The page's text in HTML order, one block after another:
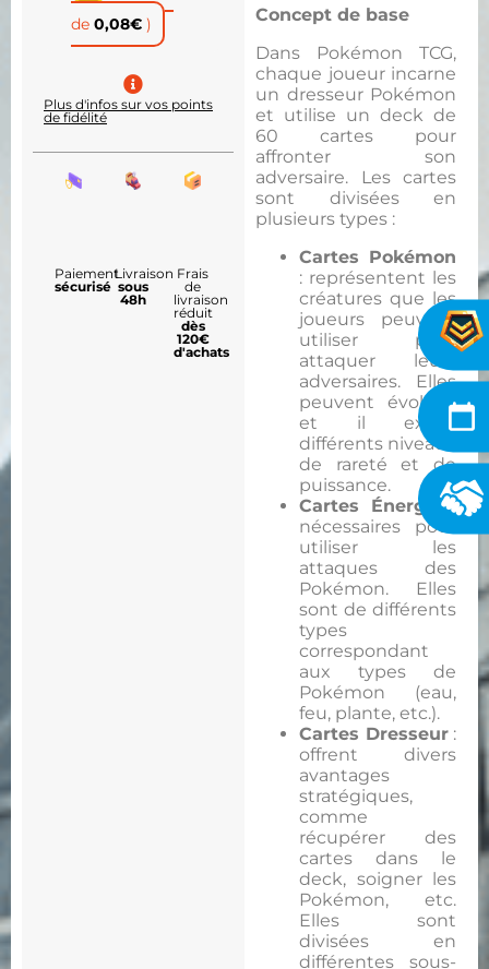
Concept de base
Dans Pokémon TCG,
chaque joueur incarne
un dresseur Pokémon
et utilise un deck de
60 cartes pour
affronter son
adversaire. Les cartes
sont divisées en
plusieurs types :
Cartes Pokémon
: représentent les
créatures que les
joueurs peuvent
utiliser pour
attaquer leurs
adversaires. Elles
peuvent évoluer,
et il existe
différents niveaux
de rareté et de
puissance.
Cartes Énergie:
nécessaires pour
utiliser les
attaques des
Pokémon. Elles
sont de différents
types
correspondant
aux types de
Pokémon (eau,
feu, plante, etc.).
Cartes Dresseur:
offrent divers
avantages
stratégiques,
comme
récupérer des
cartes dans le
deck, soigner les
Pokémon, etc.
Elles sont
divisées en
différentes sous-
de 0,08€ )
Plus d'infos sur vos points
de fidélité
Paiement
sécurisé
Livraison
sous
48h
Frais
de
livraison
réduit
dès
120€
d'achats